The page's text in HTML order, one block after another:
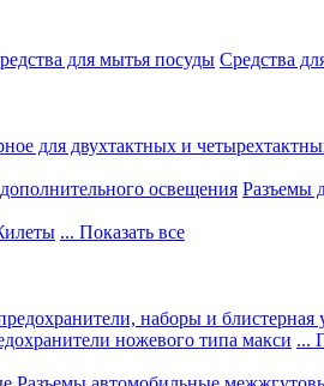
для мытья посуды Средства
для двухтактных и
освещения Разъемы
... Показать все
наборы и блистерная
ножевого типа макси ...